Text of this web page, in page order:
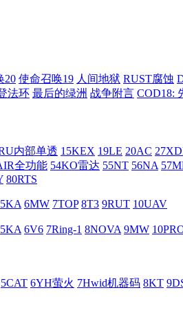
20 使命召唤19 人间地狱 RUST腐蚀
法环 最后的绿洲 战争附言 COD18:
内部单透 15KEX 19LE 20AC
全功能 54KO雷达 55NT 56NA
80RTS
5KA 6MW 7TOP 8T3 9RUT 10UAV
5KA 6V6 7Ring-1 8NOVA 9MW
5CAT 6YH萤火 7Hwid机器码 8KT